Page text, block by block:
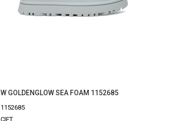
W GOLDENGLOW SEA FOAM 1152685
1152685
CIFT